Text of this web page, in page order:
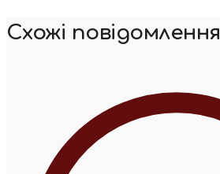
Схожі повідомлення